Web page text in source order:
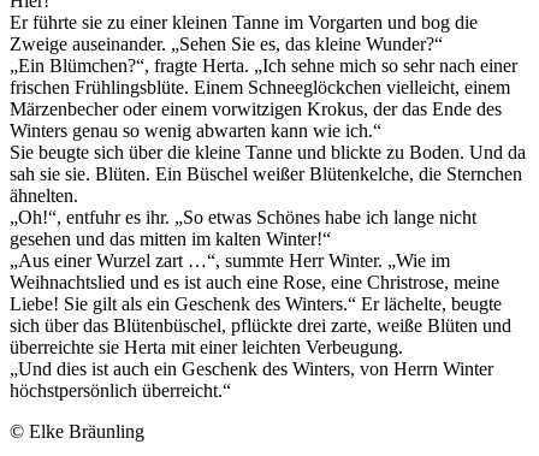
Er führte sie zu einer kleinen Tanne im Vorgarten und bog die
Zweige auseinander. „Sehen Sie es, das kleine Wunder?“
„Ein Blümchen?“, fragte Herta. „Ich sehne mich so sehr nach einer
frischen Frühlingsblüte. Einem Schneeglöckchen vielleicht, einem
Märzenbecher oder einem vorwitzigen Krokus, der das Ende des
Winters genau so wenig abwarten kann wie ich.“
Sie beugte sich über die kleine Tanne und blickte zu Boden. Und da
sah sie sie. Blüten. Ein Büschel weißer Blütenkelche, die Sternchen
ähnelten.
„Oh!“, entfuhr es ihr. „So etwas Schönes habe ich lange nicht
gesehen und das mitten im kalten Winter!“
„Aus einer Wurzel zart …“, summte Herr Winter. „Wie im
Weihnachtslied und es ist auch eine Rose, eine Christrose, meine
Liebe! Sie gilt als ein Geschenk des Winters.“ Er lächelte, beugte
sich über das Blütenbüschel, pflückte drei zarte, weiße Blüten und
überreichte sie Herta mit einer leichten Verbeugung.
„Und dies ist auch ein Geschenk des Winters, von Herrn Winter
höchstpersönlich überreicht.“
© Elke Bräunling